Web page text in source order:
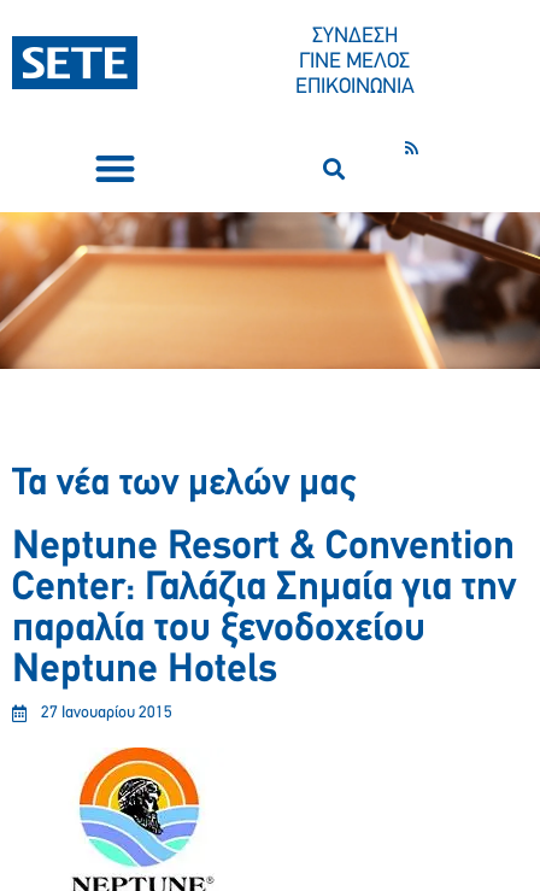
ΣΥΝΔΕΣΗ
ΓΙΝΕ ΜΕΛΟΣ
ΕΠΙΚΟΙΝΩΝΙΑ
Τα νέα των μελών μας
Neptune Resort & Convention
Center: Γαλάζια Σημαία για την
παραλία του ξενοδοχείου
Neptune Hotels
27 Ιανουαρίου 2015